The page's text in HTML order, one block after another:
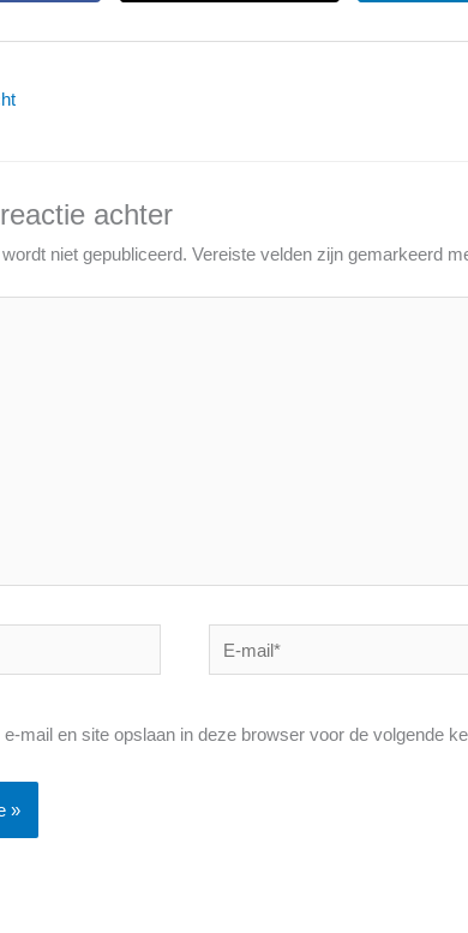
achter
niet gepubliceerd. Vereiste velden zijn gemarkeerd
E-
mail*
e-mail en site opslaan in deze browser voor de volgende